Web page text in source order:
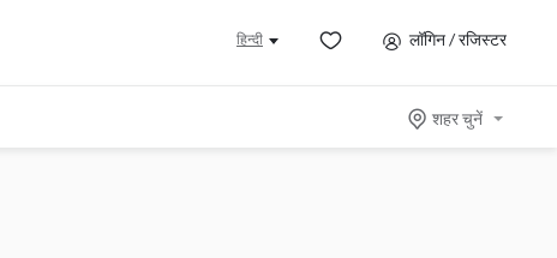
हिन्दी लॉगिन / रजिस्टर
शहर चुनें